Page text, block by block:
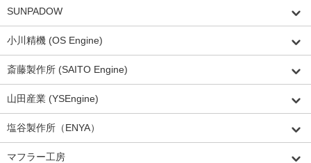
SUNPADOW
小川精機 (OS Engine)
斎藤製作所 (SAITO Engine)
山田産業 (YSEngine)
塩谷製作所（ENYA）
マフラー工房